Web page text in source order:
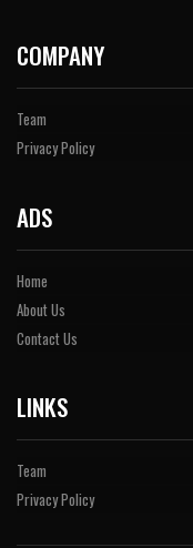
COMPANY
Team
Privacy Policy
ADS
Home
About Us
Contact Us
LINKS
Team
Privacy Policy